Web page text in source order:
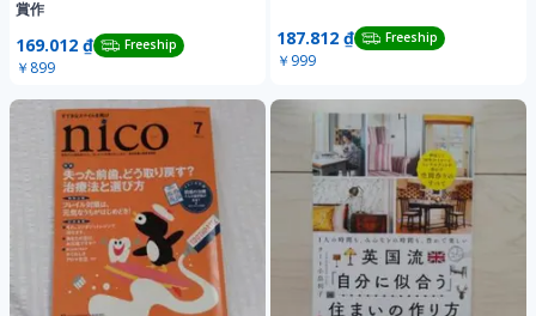
賞作
169.012 ₫ Freeship
￥899
187.812 ₫ Freeship
￥999